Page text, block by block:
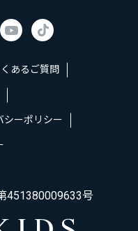
あるご質問
シーポリシー
451380009633号